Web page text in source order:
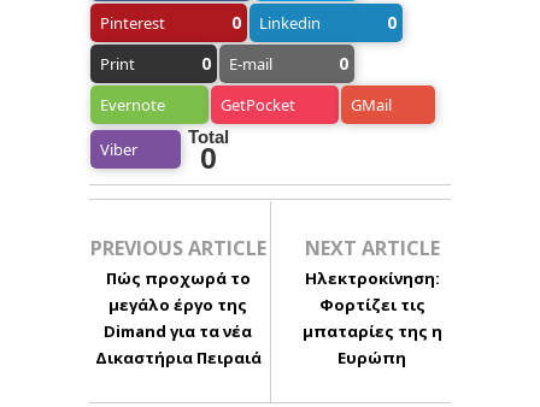
Pinterest
0 Linkedin 0
Print 0 E-mail 0
Evernote GetPocket GMail
Viber
Total
0
PREVIOUS ARTICLE
Πώς προχωρά το
μεγάλο έργο της
Dimand για τα νέα
Δικαστήρια Πειραιά
NEXT ARTICLE
Ηλεκτροκίνηση:
Φορτίζει τις
μπαταρίες της η
Ευρώπη